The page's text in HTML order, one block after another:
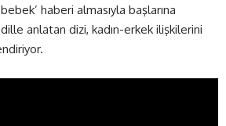
haberi almasıyla başlarına
anlatan dizi, kadın-erkek ilişkilerini